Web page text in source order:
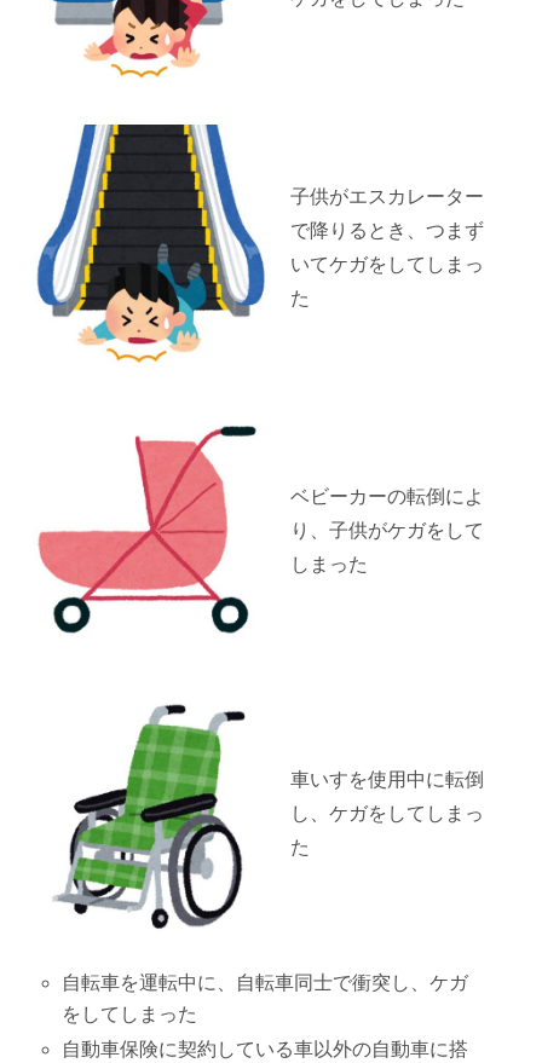
子供がエスカレーター
で降りるとき、つまず
いてケガをしてしまっ
た
ベビーカーの転倒によ
り、子供がケガをして
しまった
車いすを使用中に転倒
し、ケガをしてしまっ
た
自転車を運転中に、自転車同士で衝突し、ケガ
をしてしまった
自動車保険に契約している車以外の自動車に搭